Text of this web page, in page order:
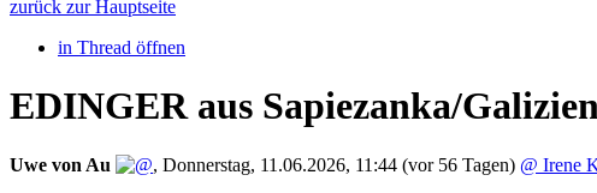
zurück zur Hauptseite
in Thread öffnen
EDINGER aus Sapiezanka/
Uwe von Au , Donnerstag, 11.06.2026, 11:44 (vor 56 Tagen) @ Irene